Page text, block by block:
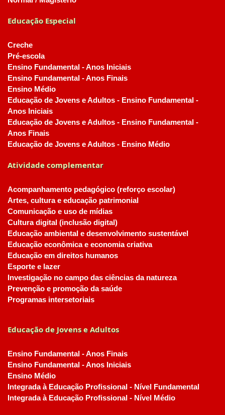
Educação Especial
Creche
Pré-escola
Ensino Fundamental - Anos Iniciais
Ensino Fundamental - Anos Finais
Ensino Médio
Educação de Jovens e Adultos - Ensino Fundamental -
Anos Iniciais
Educação de Jovens e Adultos - Ensino Fundamental -
Anos Finais
Educação de Jovens e Adultos - Ensino Médio
Atividade complementar
Acompanhamento pedagógico (reforço escolar)
Artes, cultura e educação patrimonial
Comunicação e uso de mídias
Cultura digital (inclusão digital)
Educação ambiental e desenvolvimento sustentável
Educação econômica e economia criativa
Educação em direitos humanos
Esporte e lazer
Investigação no campo das ciências da natureza
Prevenção e promoção da saúde
Programas intersetoriais
Educação de Jovens e Adultos
Ensino Fundamental - Anos Finais
Ensino Fundamental - Anos Iniciais
Ensino Médio
Integrada à Educação Profissional - Nível Fundamental
Integrada à Educação Profissional - Nível Médio